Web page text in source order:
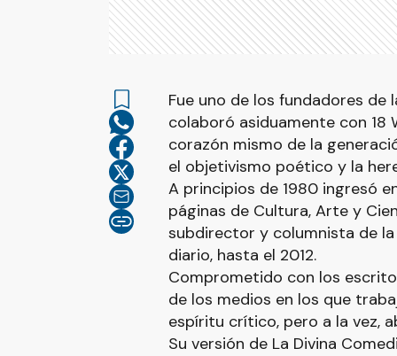
Fue uno de los fundadores de
colaboró asiduamente con 18
corazón mismo de la
el objetivismo poético y la
A principios de 1980 ingresó
páginas de Cultura, Arte y
subdirector y columnista de
diario, hasta el 2012.
Comprometido con los
de los medios en los que
espíritu crítico, pero a la vez,
Su versión de La Divina